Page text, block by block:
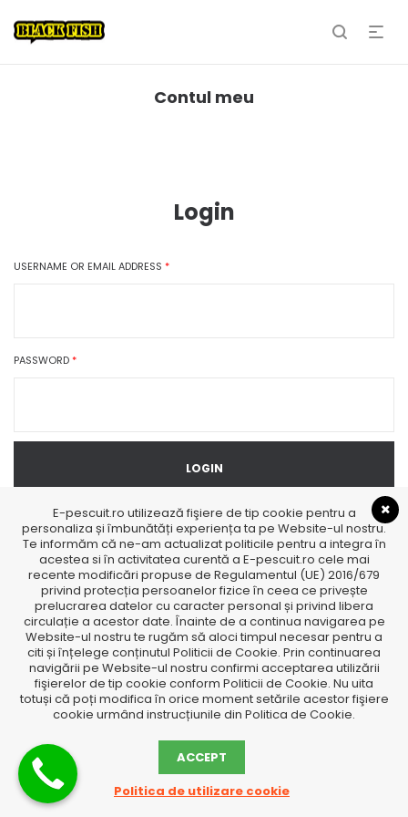
Contul meu
Login
USERNAME OR EMAIL ADDRESS *
PASSWORD*
Remember me Lost your password?
Created by FocusWebDesign.ro
E-pescuit.ro utilizează fişiere de tip cookie pentru a
personaliza și îmbunătăți experiența ta pe Website-ul nostru.
Te informăm că ne-am actualizat politicile pentru a integra în
acestea si în activitatea curentă a E-pescuit.ro cele mai
recente modificări propuse de Regulamentul (UE) 2016/679
privind protecția persoanelor fizice în ceea ce privește
prelucrarea datelor cu caracter personal și privind libera
circulație a acestor date. Înainte de a continua navigarea pe
Website-ul nostru te rugăm să aloci timpul necesar pentru a
citi și înțelege conținutul Politicii de Cookie. Prin continuarea
navigării pe Website-ul nostru confirmi acceptarea utilizării
fişierelor de tip cookie conform Politicii de Cookie. Nu uita
totuși că poți modifica în orice moment setările acestor fişiere
cookie urmând instrucțiunile din Politica de Cookie.
ACCEPT
Politica de utilizare cookie